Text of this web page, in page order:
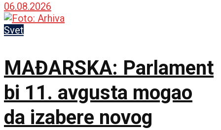
06.08.2026
Svet
MAĐARSKA: Parlament
bi 11. avgusta mogao
da izabere novog